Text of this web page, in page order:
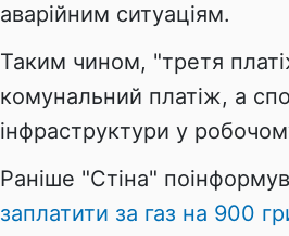
аварійним ситуаціям.
Таким чином, "третя
комунальний платіж, а
інфраструктури у
Раніше "Стіна"
заплатити за газ на 900